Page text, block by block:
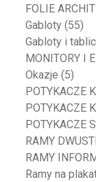
FOLIE
Gabloty (55)
Gabloty i
MONITORY I
Okazje (5)
POTYKACZE
POTYKACZE
POTYKACZE
RAMY
RAMY
Ramy na